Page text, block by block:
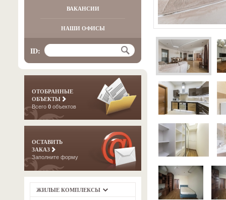
ВАКАНСИИ
НАШИ ОФИСЫ
ID:
ОТОБРАННЫЕ
ОБЪЕКТЫ
Всего 0 объектов
ОСТАВИТЬ
ЗАКАЗ
Заполните форму
ЖИЛЫЕ КОМПЛЕКСЫ